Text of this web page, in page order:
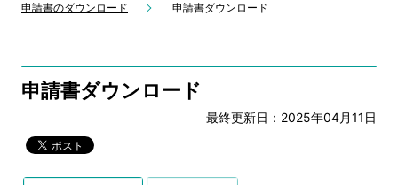
申請書のダウンロード
申請書ダウンロード
申請書ダウンロード
最終更新日：2025年04月11日